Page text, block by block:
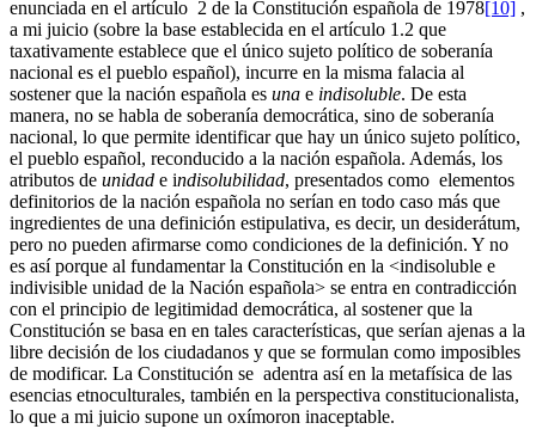
enunciada en el artículo 2 de la Constitución española de 1978[10] ,
a mi juicio (sobre la base establecida en el artículo 1.2 que
taxativamente establece que el único sujeto político de soberanía
nacional es el pueblo español), incurre en la misma falacia al
sostener que la nación española es una e indisoluble. De esta
manera, no se habla de soberanía democrática, sino de soberanía
nacional, lo que permite identificar que hay un único sujeto político,
el pueblo español, reconducido a la nación española. Además, los
atributos de unidad e indisolubilidad, presentados como elementos
definitorios de la nación española no serían en todo caso más que
ingredientes de una definición estipulativa, es decir, un desiderátum,
pero no pueden afirmarse como condiciones de la definición. Y no
es así porque al fundamentar la Constitución en la <indisoluble e
indivisible unidad de la Nación española> se entra en contradicción
con el principio de legitimidad democrática, al sostener que la
Constitución se basa en en tales características, que serían ajenas a la
libre decisión de los ciudadanos y que se formulan como imposibles
de modificar. La Constitución se adentra así en la metafísica de las
esencias etnoculturales, también en la perspectiva constitucionalista,
lo que a mi juicio supone un oxímoron inaceptable.